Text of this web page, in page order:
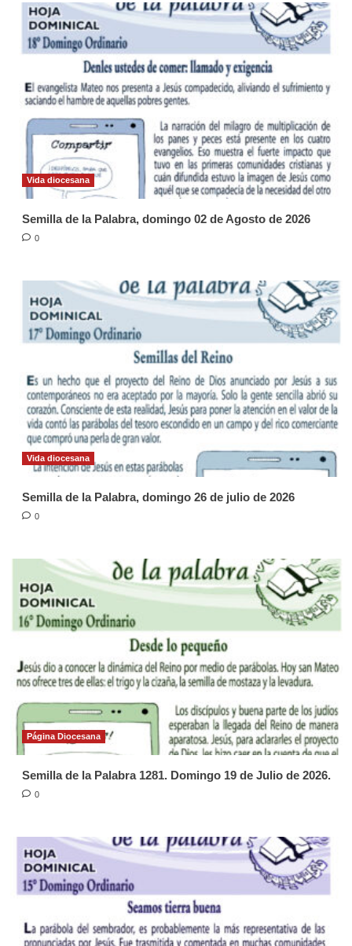
Vida diocesana
Semilla de la Palabra, domingo 02 de Agosto de 2026
0
Vida diocesana
Semilla de la Palabra, domingo 26 de julio de 2026
0
Página Diocesana
Semilla de la Palabra 1281. Domingo 19 de Julio de 2026.
0